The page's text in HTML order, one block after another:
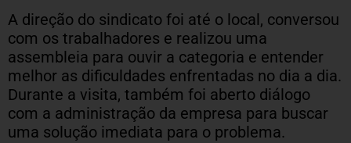
A direção do sindicato foi até o local, conversou
com os trabalhadores e realizou uma
assembleia para ouvir a categoria e entender
melhor as dificuldades enfrentadas no dia a dia.
Durante a visita, também foi aberto diálogo
com a administração da empresa para buscar
uma solução imediata para o problema.